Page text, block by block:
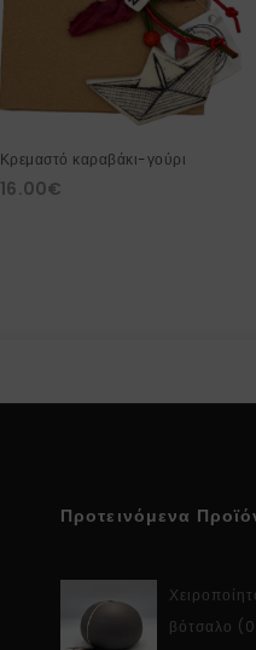
Κρεμαστό καραβάκι-γούρι
16.00€
Προτεινόμενα
βότσαλο